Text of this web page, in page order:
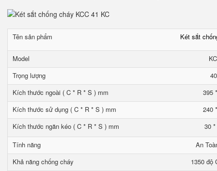
Tên sản phẩm Két sắt
Model
Trọng lượng
Kích thước ngoài ( C * R * S ) mm
395
Kích thước sử dụng ( C * R * S ) mm
240
Kích thước ngăn kéo ( C * R * S ) mm
30
Tính năng
An
Khả năng chống cháy
1350 độ